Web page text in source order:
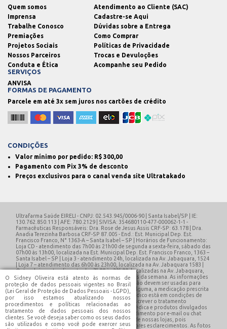
Quem somos
Imprensa
Trabalhe Conosco
Premiações
Projetos Sociais
Nossos Parceiros
Conduta e Ética
Atendimento ao Cliente (SAC)
Cadastre-se Aqui
Dúvidas sobre a Entrega
Como Comprar
Políticas de Privacidade
Trocas e Devuloções
Acompanhe seu Pedido
SERVIÇOS
ANVISA
FORMAS DE PAGAMENTO
Parcele em até 3x sem juros nos cartões de crédito
CONDIÇÕES
Valor mínimo por pedido: R$ 300,00
Pagamento com Pix 3% de desconto
Preços exclusivos para o canal venda site Ultratakado
Ultrafarma Saúde EIRELI - CNPJ: 02.543.945/0006-90 | Santa Isabel/SP | IE:
130.762.850.113 | AFE: 780.2129 | SIVISA: 354680110-477-000062-1-1 -
Farmacêuticas Responsáveis: Dra. Rose de Jesus Assis CRF-SP: 63.178 | Dra.
Anadia Terezinha Barbosa CRF-SP 87.005 - End.: Est. Municipal Dep. Est.
Francisco Franco, N° 1363-A – Santa Isabel – SP | Horários de Funcionamento:
Loja CD - atendimento das 7h00 às 21h00 de segunda a sexta-feira, sábado das
07h00 às 13h00, localizada na Est. Municipal Dep. Est. Francisco Franco, 1363 –
Santa Isabel – SP | Loja 3 - atendimento 24h, localizada na Av. Jabaquara, 1524
| Loja 7 – atendimento das 6h00 às 23h00, localizada na Av. Jabaquara 1583 |
Outras lojas - atendimento das 7h00 às 22h00, localizadas na Av. Jabaquara,
1546 e 1625 | Site - 24 horas por dia, todos os dias da semana. As informações
contidas neste site como promoções e ofertas, não devem ser usadas para
automedicação e não substituem, em hipótese alguma, a medicação prescrita
pelo profissional da área médica. Somente o médico está em condições de
diagnosticar qualquer problema de saúde e prescrever o tratamento
adequado. Qualquer dúvida sobre prescrição médica e produtos divulgados
em nosso site, entre em contato através do atendimento por e-mail ou chat
online. Se preferir, você poderá se dirigir a uma de nossas lojas, pois
contamos com um profissional da área para maiores esclarecimentos. As fotos
O Sidney Oliveira está atento às normas de
proteção de dados pessoais vigentes no Brasil
(Lei Geral de Proteção de Dados Pessoais - LGPD),
por isso estamos atualizando nossos
procedimentos e políticas relacionadas ao
tratamento de dados pessoais dos nossos
clientes. Se você deseja saber como os seus dados
são utilizados e como você pode exercer seus